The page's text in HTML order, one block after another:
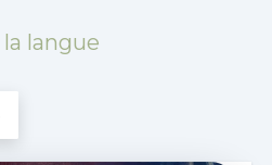
langue